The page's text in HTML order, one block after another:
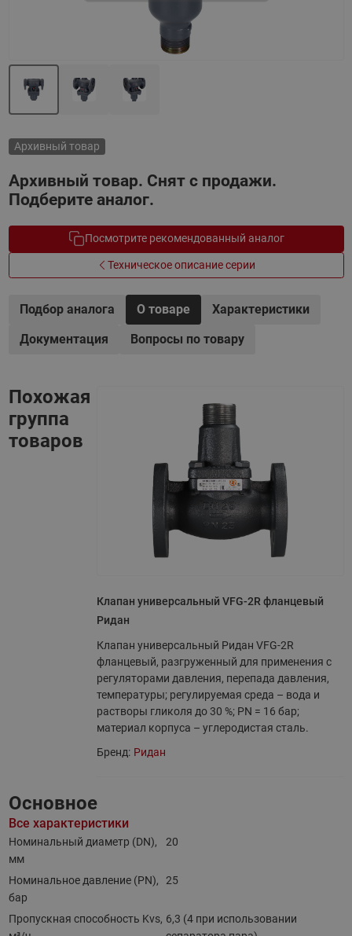
Архивный товар
Архивный товар. Снят с продажи.
Подберите аналог.
Посмотрите рекомендованный аналог
Техническое описание серии
Подбор аналога О товаре
Характеристики
Документация
Вопросы по товару
Похожая
группа
товаров
Клапан универсальный VFG-2R фланцевый
Ридан
Клапан универсальный Ридан VFG-2R
фланцевый, разгруженный для применения с
регуляторами давления, перепада давления,
температуры; регулируемая среда – вода и
растворы гликоля до 30 %; PN = 16 бар;
материал корпуса – углеродистая сталь.
Бренд: Ридан
Основное
Все характеристики
Номинальный диаметр (DN),
мм
20
Номинальное давление (PN),
бар
25
Пропускная способность Kvs, 6,3 (4 при использовании